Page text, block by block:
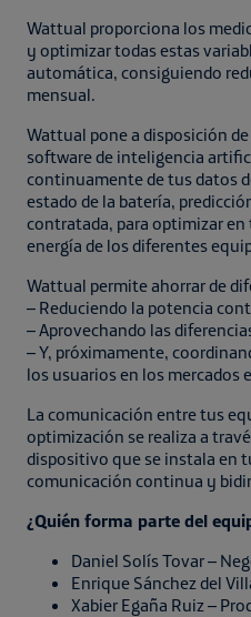
Wattual proporciona los
y optimizar todas estas
automática, consiguiendo
mensual.
Wattual pone a disposición
software de inteligencia
continuamente de tus datos
estado de la batería,
contratada, para optimizar
energía de los diferentes
Wattual permite ahorrar de
– Reduciendo la potencia
– Aprovechando las
– Y, próximamente,
los usuarios en los mercados
La comunicación entre tus
optimización se realiza a
dispositivo que se instala en
comunicación continua y
¿Quién forma parte del
Daniel Solís Tovar –
Enrique Sánchez del
Xabier Egaña Ruiz –